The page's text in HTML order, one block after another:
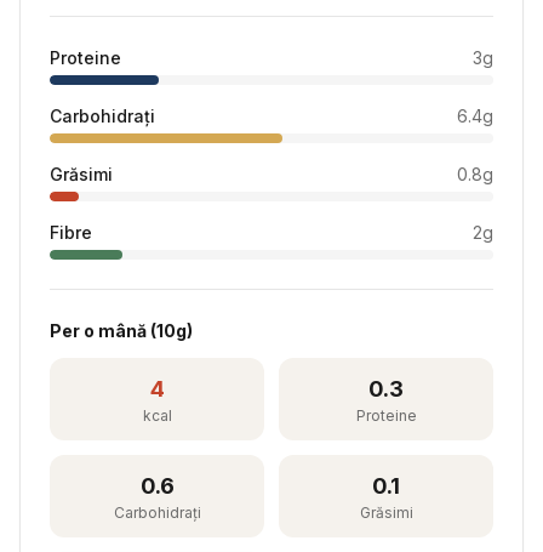
Proteine 3g
Carbohidrați 6.4g
Grăsimi 0.8g
Fibre 2g
Per o mână (10g)
4
kcal
0.3
Proteine
0.6
Carbohidrați
0.1
Grăsimi